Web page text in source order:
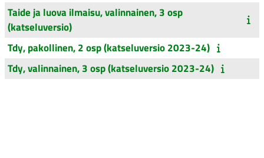
Taide ja luova ilmaisu, valinnainen, 3 osp
(katseluversio)
Tdy, pakollinen, 2 osp (katseluversio 2023-24)
Tdy, valinnainen, 3 osp (katseluversio 2023-24)